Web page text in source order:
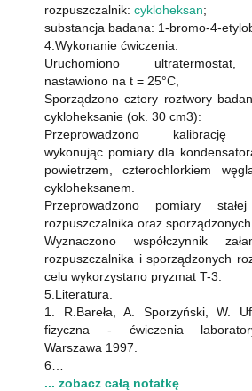
rozpuszczalnik: cykloheksan;
substancja badana: 1-bromo-4-
4.Wykonanie ćwiczenia.
Uruchomiono
nastawiono na t = 25°C,
Sporządzono cztery roztwory
cykloheksanie (ok. 30 cm3):
Przeprowadzono kalibrację
wykonując pomiary dla
powietrzem, czterochlorkiem
cykloheksanem.
Przeprowadzono pomiary
rozpuszczalnika oraz
Wyznaczono współczynnik
rozpuszczalnika i sporządzonych
celu wykorzystano pryzmat T-3.
5.Literatura.
1. R.Bareła, A. Sporzyński, W.
fizyczna - ćwiczenia
Warszawa 1997.
6…
... zobacz całą notatkę